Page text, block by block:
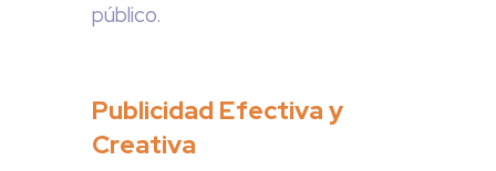
público.
Publicidad Efectiva y
Creativa